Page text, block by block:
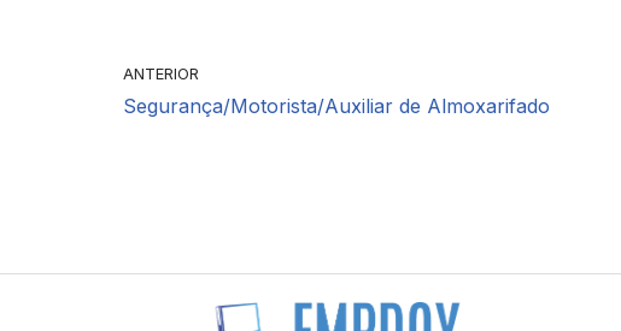
ANTERIOR
Segurança/Motorista/Auxiliar de Almoxarifado